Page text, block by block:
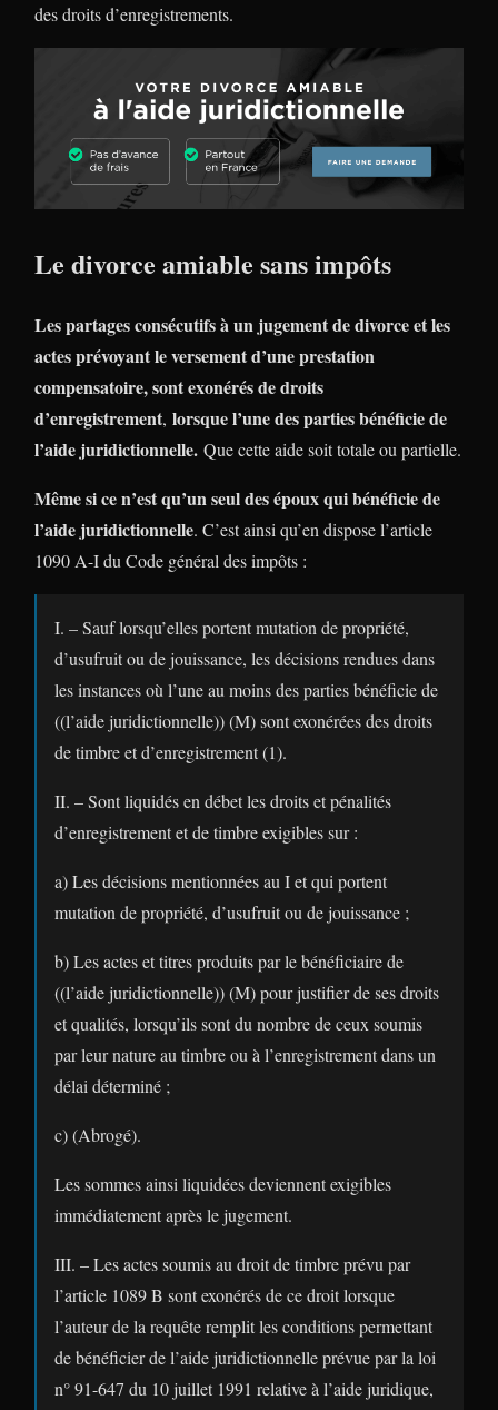
des droits d’enregistrements.
Le divorce amiable sans impôts
Les partages consécutifs à un jugement de divorce et les
actes prévoyant le versement d’une prestation
compensatoire, sont exonérés de droits
d’enregistrement, lorsque l’une des parties bénéficie de
l’aide juridictionnelle. Que cette aide soit totale ou partielle.
Même si ce n’est qu’un seul des époux qui bénéficie de
l’aide juridictionnelle. C’est ainsi qu’en dispose l’article
1090 A-I du Code général des impôts :
I. – Sauf lorsqu’elles portent mutation de propriété,
d’usufruit ou de jouissance, les décisions rendues dans
les instances où l’une au moins des parties bénéficie de
((l’aide juridictionnelle)) (M) sont exonérées des droits
de timbre et d’enregistrement (1).
II. – Sont liquidés en débet les droits et pénalités
d’enregistrement et de timbre exigibles sur :
a) Les décisions mentionnées au I et qui portent
mutation de propriété, d’usufruit ou de jouissance ;
b) Les actes et titres produits par le bénéficiaire de
((l’aide juridictionnelle)) (M) pour justifier de ses droits
et qualités, lorsqu’ils sont du nombre de ceux soumis
par leur nature au timbre ou à l’enregistrement dans un
délai déterminé ;
c) (Abrogé).
Les sommes ainsi liquidées deviennent exigibles
immédiatement après le jugement.
III. – Les actes soumis au droit de timbre prévu par
l’article 1089 B sont exonérés de ce droit lorsque
l’auteur de la requête remplit les conditions permettant
de bénéficier de l’aide juridictionnelle prévue par la loi
n° 91-647 du 10 juillet 1991 relative à l’aide juridique,